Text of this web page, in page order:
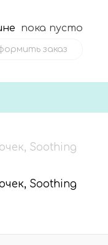
пока пусто
заказ
Soothing
Soothing